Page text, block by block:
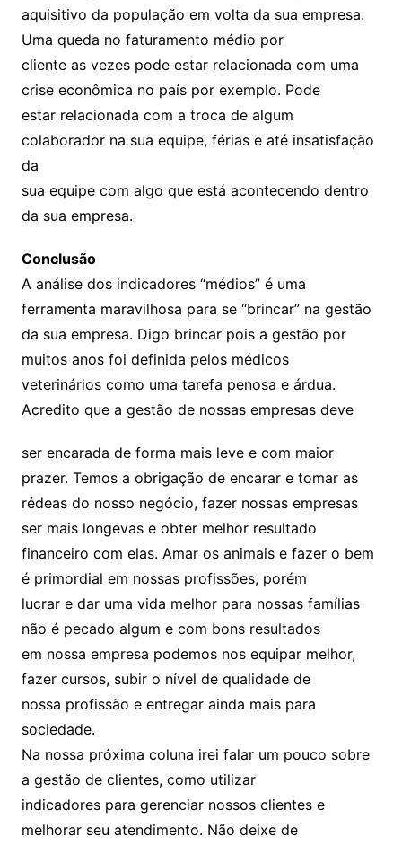
aquisitivo da população em volta da sua empresa.
Uma queda no faturamento médio por
cliente as vezes pode estar relacionada com uma
crise econômica no país por exemplo. Pode
estar relacionada com a troca de algum
colaborador na sua equipe, férias e até insatisfação
da
sua equipe com algo que está acontecendo dentro
da sua empresa.
Conclusão
A análise dos indicadores “médios” é uma
ferramenta maravilhosa para se “brincar” na gestão
da sua empresa. Digo brincar pois a gestão por
muitos anos foi definida pelos médicos
veterinários como uma tarefa penosa e árdua.
Acredito que a gestão de nossas empresas deve
ser encarada de forma mais leve e com maior
prazer. Temos a obrigação de encarar e tomar as
rédeas do nosso negócio, fazer nossas empresas
ser mais longevas e obter melhor resultado
financeiro com elas. Amar os animais e fazer o bem
é primordial em nossas profissões, porém
lucrar e dar uma vida melhor para nossas famílias
não é pecado algum e com bons resultados
em nossa empresa podemos nos equipar melhor,
fazer cursos, subir o nível de qualidade de
nossa profissão e entregar ainda mais para
sociedade.
Na nossa próxima coluna irei falar um pouco sobre
a gestão de clientes, como utilizar
indicadores para gerenciar nossos clientes e
melhorar seu atendimento. Não deixe de